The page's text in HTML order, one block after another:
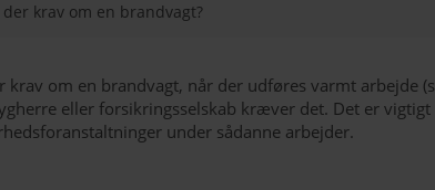
krav om en brandvagt?
krav om en brandvagt, når der udføres varmt arbejde
eller forsikringsselskab kræver det. Det er
under sådanne arbejder.